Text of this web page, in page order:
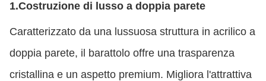
1.Costruzione di lusso a doppia parete
Caratterizzato da una lussuosa struttura in acrilico a
doppia parete, il barattolo offre una trasparenza
cristallina e un aspetto premium. Migliora l'attrattiva